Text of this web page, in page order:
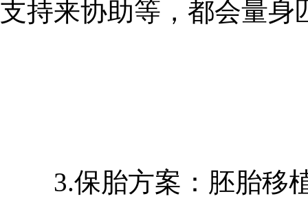
支持来协助等，都会量身
3.保胎方案：胚胎移植